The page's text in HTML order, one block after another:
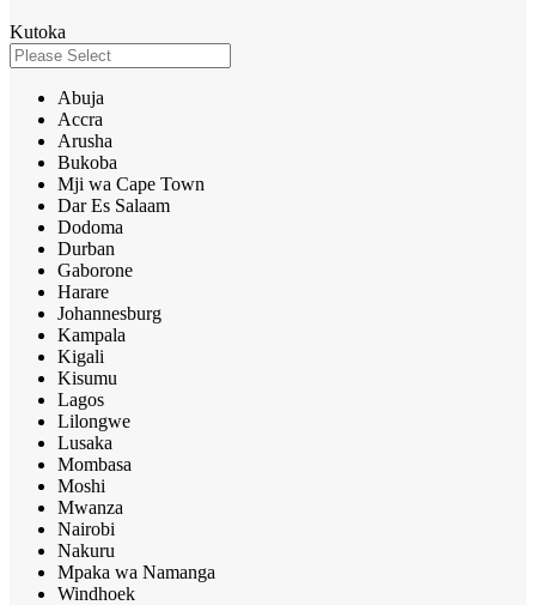
Kutoka
Abuja
Accra
Arusha
Bukoba
Mji wa Cape Town
Dar Es Salaam
Dodoma
Durban
Gaborone
Harare
Johannesburg
Kampala
Kigali
Kisumu
Lagos
Lilongwe
Lusaka
Mombasa
Moshi
Mwanza
Nairobi
Nakuru
Mpaka wa Namanga
Windhoek